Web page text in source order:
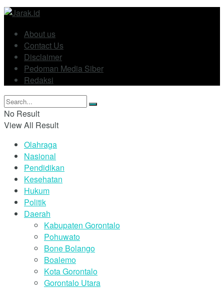
About us
Contact Us
Disclaimer
Pedoman Media Siber
Redaksi
No Result
View All Result
Olahraga
Nasional
Pendidikan
Kesehatan
Hukum
Politik
Daerah
Kabupaten Gorontalo
Pohuwato
Bone Bolango
Boalemo
Kota Gorontalo
Gorontalo Utara